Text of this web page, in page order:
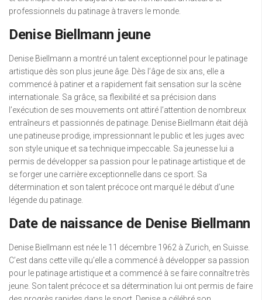
professionnels du patinage à travers le monde.
Denise Biellmann jeune
Denise Biellmann a montré un talent exceptionnel pour le patinage
artistique dès son plus jeune âge. Dès l’âge de six ans, elle a
commencé à patiner et a rapidement fait sensation sur la scène
internationale. Sa grâce, sa flexibilité et sa précision dans
l’exécution de ses mouvements ont attiré l’attention de nombreux
entraîneurs et passionnés de patinage. Denise Biellmann était déjà
une patineuse prodige, impressionnant le public et les juges avec
son style unique et sa technique impeccable. Sa jeunesse lui a
permis de développer sa passion pour le patinage artistique et de
se forger une carrière exceptionnelle dans ce sport. Sa
détermination et son talent précoce ont marqué le début d’une
légende du patinage.
Date de naissance de Denise Biellmann
Denise Biellmann est née le 11 décembre 1962 à Zurich, en Suisse.
C’est dans cette ville qu’elle a commencé à développer sa passion
pour le patinage artistique et a commencé à se faire connaître très
jeune. Son talent précoce et sa détermination lui ont permis de faire